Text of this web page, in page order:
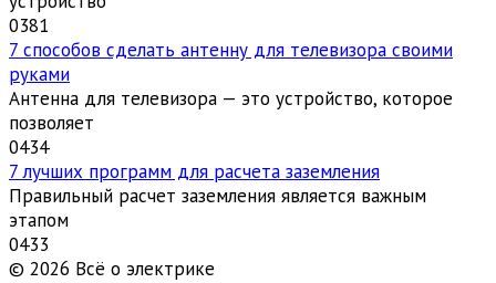
0381
7 способов сделать антенну для телевизора своими
руками
Антенна для телевизора — это устройство, которое
позволяет
0434
7 лучших программ для расчета заземления
Правильный расчет заземления является важным
этапом
0433
© 2026 Всё о электрике